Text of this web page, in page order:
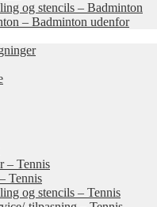
og stencils – Badminton
– Badminton udenfor
– Tennis
Tennis
og stencils – Tennis